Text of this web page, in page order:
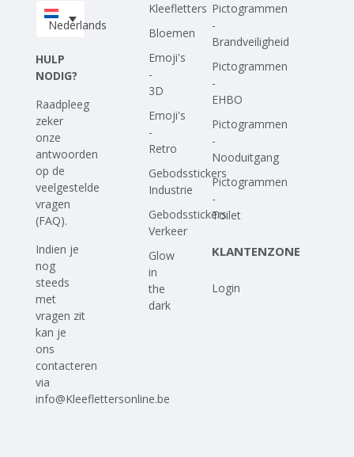
Upload je eigen ontwerp
Nederlands
HULP
NODIG?
Raadpleeg
zeker
onze
antwoorden
op de
veelgestelde
vragen
(FAQ).
Indien je
nog
steeds
met
vragen zit
kan je
ons
contacteren
via
info@Kleeflettersonline.be
Kleefletters
Bloemen
Emoji's
-
3D
Emoji's
-
Retro
Gebodsstickers
Industrie
Gebodsstickers
Verkeer
Glow
in
the
dark
Pictogrammen
-
Brandveiligheid
Pictogrammen
-
EHBO
Pictogrammen
-
Nooduitgang
Pictogrammen
-
Toilet
KLANTENZONE
Login